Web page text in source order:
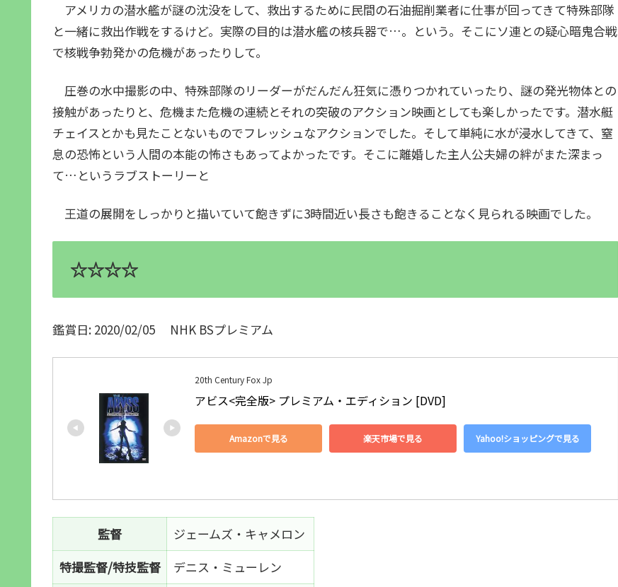
アメリカの潜水艦が謎の沈没をして、救出するために民間の石油掘削業者に仕事が回ってきて特殊部隊
と一緒に救出作戦をするけど。実際の目的は潜水艦の核兵器で…。という。そこにソ連との疑心暗鬼合戦
で核戦争勃発かの危機があったりして。
圧巻の水中撮影の中、特殊部隊のリーダーがだんだん狂気に憑りつかれていったり、謎の発光物体との
接触があったりと、危機また危機の連続とそれの突破のアクション映画としても楽しかったです。潜水艇
チェイスとかも見たことないものでフレッシュなアクションでした。そして単純に水が浸水してきて、窒
息の恐怖という人間の本能の怖さもあってよかったです。そこに離婚した主人公夫婦の絆がまた深まっ
て…というラブストーリーと
王道の展開をしっかりと描いていて飽きずに3時間近い長さも飽きることなく見られる映画でした。
☆☆☆☆
鑑賞日: 2020/02/05 NHK BSプレミアム
20th Century Fox Jp
アビス<完全版> プレミアム・エディション [DVD]
Amazonで見る 楽天市場で見る Yahoo!ショッピングで見る
監督
ジェームズ・キャメロン
特撮監督/特技監督
デニス・ミューレン